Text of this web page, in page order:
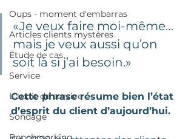
Oups - moment d'embarras
Articles clients mystères
Étude de cas
Service
L'audit de service
Sondage
«Je veux faire moi-même…
mais je veux aussi qu’on
soit là si j’ai besoin.»
Cette phrase résume bien l’état
d’esprit du client d’aujourd’hui.